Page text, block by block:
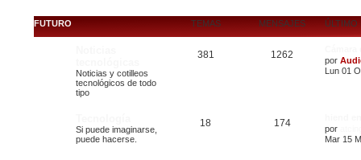
FUTURO TEMAS MENSAJES ÚLTIMO
Noticias y cotilleos
tecnológicos de todo
tipo
381 1262
por
Lun 01
Si puede imaginarse,
puede hacerse.
18 174
por
Mar 15